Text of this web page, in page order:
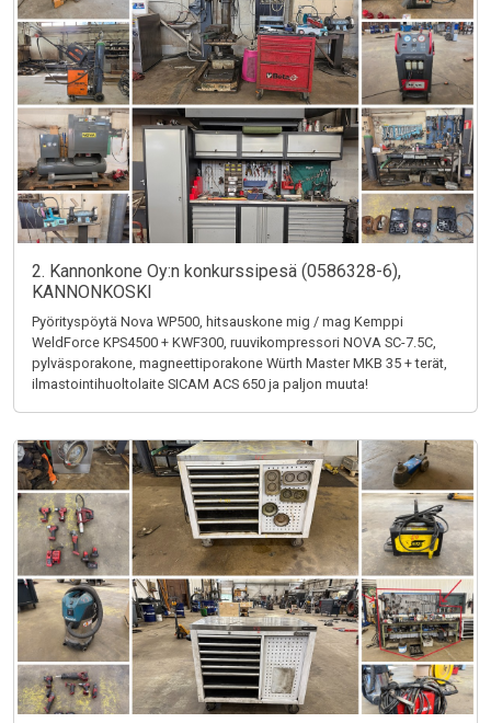
2. Kannonkone Oy:n konkurssipesä (0586328-6),
KANNONKOSKI
Pyörityspöytä Nova WP500, hitsauskone mig / mag Kemppi
WeldForce KPS4500 + KWF300, ruuvikompressori NOVA SC-7.5C,
pylväsporakone, magneettiporakone Würth Master MKB 35 + terät,
ilmastointihuoltolaite SICAM ACS 650 ja paljon muuta!